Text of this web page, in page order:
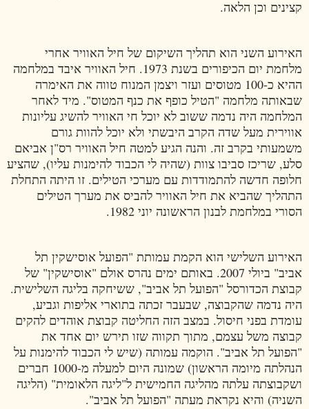
קצינים וכן הלאה.
האירוע השני הוא תהליך השיקום של חיל האוויר אחרי
מלחמת יום הכיפורים בשנת 1973. חיל האוויר איבד במלחמה
ההיא כ-100 מטוסים ועזר ויצמן המנוח טווה את האימרה
שבאותה מלחמה "הטיל כופף את כנף המטוס". מיד לאחר
המלחמה היה נדמה ששוב לא יוכל חי האוויר להשיג עליונות
אווירית מעל שדה הקרב היבשתי ולא יוכל להוות גורם
משמעותי בקרב זה. והנה הגיע למטה חיל האוויר רס"ן אביאם
סלע, שריכז סביבו צוות (שהיה לי הכבוד להימנות עליו), שהציע
חלופה חדשה להתמודדות עם מערכי הטילים. זו היתה התחלת
התהליך שהביא את חיל האוויר להביס את מערך הטילים
הסורי במלחמת לבנון הראשונה יוני 1982.
האירוע השלישי הוא הקמת עמותת "הפועל אוסישקין תל
אביב" ביולי 2007. באותם ימים נהרס אולם "אוסישקין" של
קבוצת הכדורסל "הפועל תל אביב", ששיחקה בליגה השלישית.
היה נדמה שהקבוצה, שבעבר זכתה בתוארי אליפות וגביע,
עומדת בפני חיסול. במצב הזה החליטה קבוצת אוהדים להקים
קבוצה משל עצמם, מתוך תקווה שזו תירש יום אחד את
"הפועל תל אביב". הוקמה עמותה (שיש לי הכבוד להימנות על
הנהלתה מיומה הראשון) שמונה היום למעלה מ-1000 חברים
ושקבוצתה עלתה מהליגה החמישית ל"ליגה הלאומית" (הליגה
השניה) והיא נקראת מעתה "הפועל תל אביב".